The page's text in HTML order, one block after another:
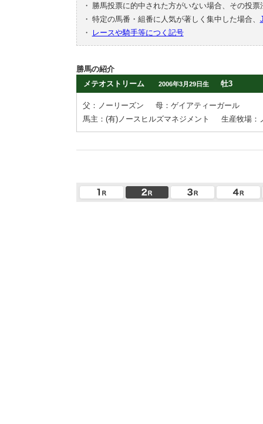
・
勝馬投票に的中された方がいない場合、その投
・ 特定の馬番・組番に人気が著しく集中した場合、
・
レースや騎手等につく記号
勝馬の紹介
メテオストリーム
2006年3月29日生 牡3
父：ノーリーズン
母：ゲイアティーガール
馬主：(有)ノースヒルズマネジメント
生産牧場：